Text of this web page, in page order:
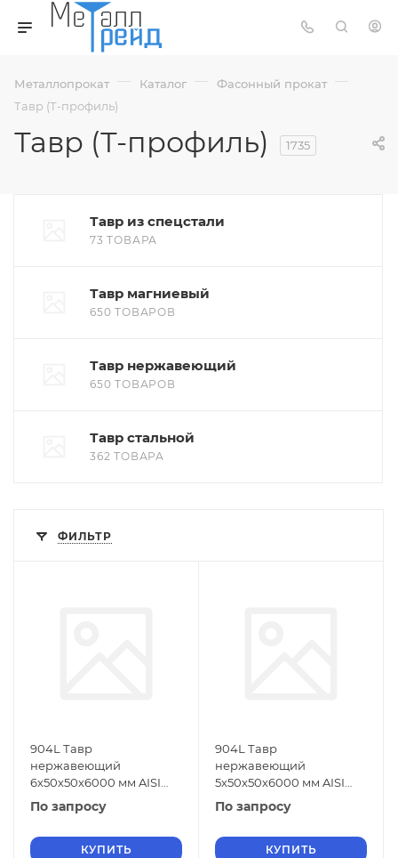
Металлопрокат — Каталог — Фасонный прокат —
Тавр (Т-профиль)
Тавр (Т-профиль) 1735
Тавр из спецстали
73 ТОВАРА
Тавр магниевый
650 ТОВАРОВ
Тавр нержавеющий
650 ТОВАРОВ
Тавр стальной
362 ТОВАРА
ФИЛЬТР
904L Тавр
нержавеющий
6х50х50х6000 мм AISI
904L ГОСТ 5632-2014
По запросу
КУПИТЬ
904L Тавр
нержавеющий
5х50х50х6000 мм AISI
904L ГОСТ 5632-2014
По запросу
КУПИТЬ